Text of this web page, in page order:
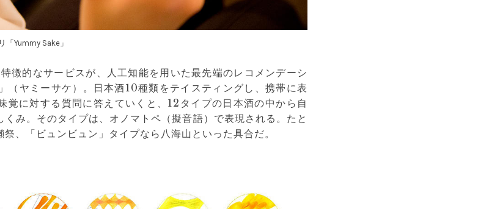
Yummy Sake」
徴的なサービスが、人工知能を用いた最先端のレコメンデーシ
ヤミーサケ）。日本酒10種類をテイスティングし、携帯に表
覚に対する質問に答えていくと、12タイプの日本酒の中から自
み。そのタイプは、オノマトペ（擬音語）で表現される。たと
、「ビュンビュン」タイプなら八海山といった具合だ。